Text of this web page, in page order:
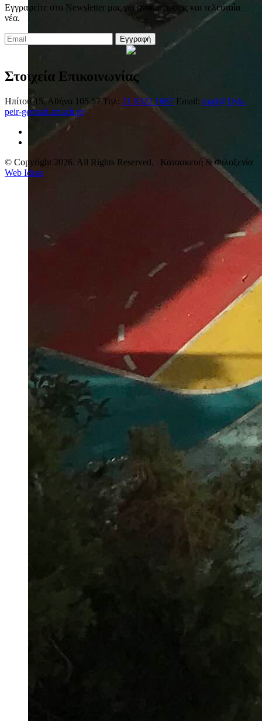
Εγγραφείτε στο Newsletter μας για ανακοινώσεις και τελευταία
νέα.
Εγγραφή
Στοιχεία Επικοινωνίας
Ηπίτου 15, Αθήνα 105 57 Τηλ: 21 0322 1687 Email: mail@1lyk-
peir-gennad.att.sch.gr
© Copyright 2026. All Rights Reserved. | Κατασκευή & Φιλοξενία
Web Ideas